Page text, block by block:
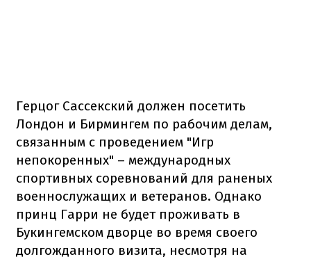
Герцог Сассекский должен посетить
Лондон и Бирмингем по рабочим делам,
связанным с проведением "Игр
непокоренных" – международных
спортивных соревнований для раненых
военнослужащих и ветеранов. Однако
принц Гарри не будет проживать в
Букингемском дворце во время своего
долгожданного визита, несмотря на